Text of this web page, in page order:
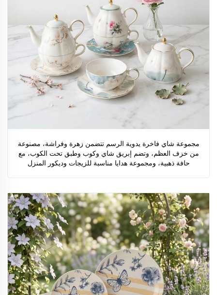
مجموعة شاي فاخرة يدوية الرسم تتضمن زهرة وفراشة، مصنوعة
من خزف العظم، وتضم إبريق شاي وكوب وطبق تحت الكوب، مع
حافة ذهبية، ومجموعة هدايا مناسبة للزيجات وديكور المنزل